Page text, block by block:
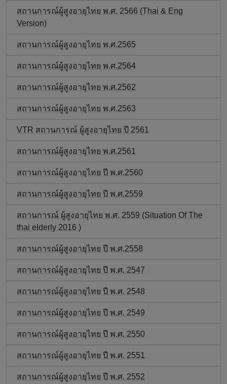
สถานการณ์ผู้สูงอายุไทย พ.ศ. 2566 (Thai & Eng
Version)
สถานการณ์ผู้สูงอายุไทย พ.ศ.2565
สถานการณ์ผู้สูงอายุไทย พ.ศ.2564
สถานการณ์ผู้สูงอายุไทย พ.ศ.2562
สถานการณ์ผู้สูงอายุไทย พ.ศ.2563
VTR สถานการณ์ ผู้สูงอายุไทย ปี 2561
สถานการณ์ผู้สูงอายุไทย พ.ศ.2561
สถานการณ์ผู้สูงอายุไทย ปี พ.ศ.2560
สถานการณ์ผู้สูงอายุไทย ปี พ.ศ.2559
สถานการณ์ ผู้สูงอายุไทย พ.ศ. 2559 (Situation Of The
thai elderly 2016 )
สถานการณ์ผู้สูงอายุไทย ปี พ.ศ.2558
สถานการณ์ผู้สูงอายุไทย ปี พ.ศ. 2547
สถานการณ์ผู้สูงอายุไทย ปี พ.ศ. 2548
สถานการณ์ผู้สูงอายุไทย ปี พ.ศ. 2549
สถานการณ์ผู้สูงอายุไทย ปี พ.ศ. 2550
สถานการณ์ผู้สูงอายุไทย ปี พ.ศ. 2551
สถานการณ์ผู้สูงอายุไทย ปี พ.ศ. 2552